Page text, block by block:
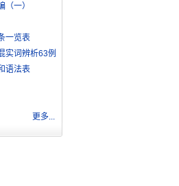
一）
一览表
实词辨析63例
语法表
更多...